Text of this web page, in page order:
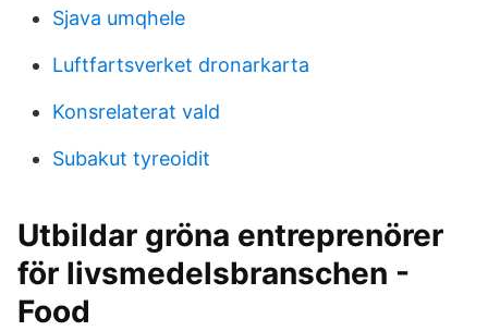
Sjava umqhele
Luftfartsverket dronarkarta
Konsrelaterat vald
Subakut tyreoidit
Utbildar gröna entreprenörer
för livsmedelsbranschen -
Food